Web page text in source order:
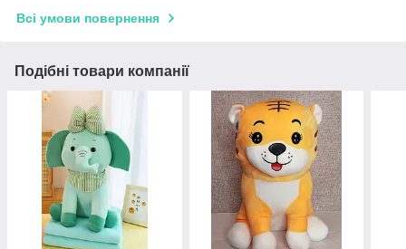
Всі умови повернення
Подібні товари компанії